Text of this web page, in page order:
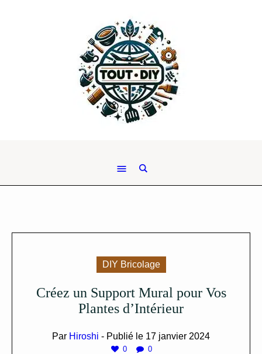
DIY Bricolage
Créez un Support Mural pour Vos
Plantes d’Intérieur
Par Hiroshi - Publié le 17 janvier 2024
0 0